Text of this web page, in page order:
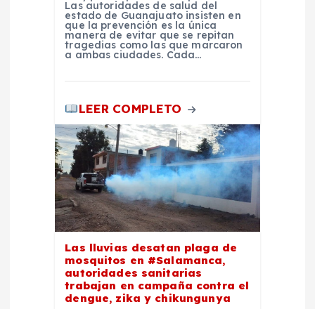
Las autoridades de salud del
estado de Guanajuato insisten en
que la prevención es la única
manera de evitar que se repitan
tragedias como las que marcaron
a ambas ciudades. Cada…
LEER COMPLETO
Las lluvias desatan plaga de
mosquitos en #Salamanca,
autoridades sanitarias
trabajan en campaña contra el
dengue, zika y chikungunya